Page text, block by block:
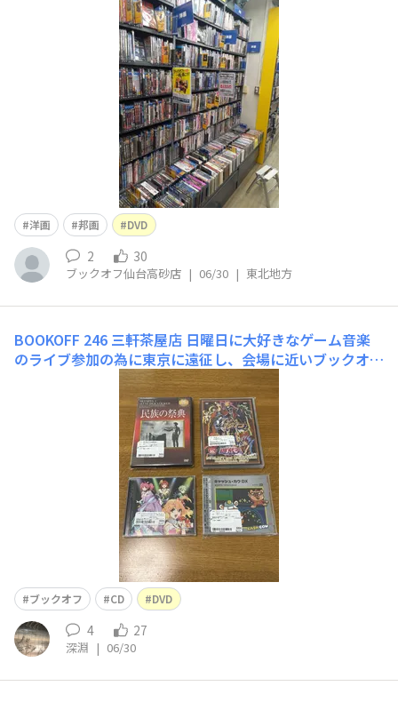
見逃していたあの映画や、サブスクで見つからないあの映
画も、もしかしたら見つかるかも❗是非当店の映像ソフト
コーナーにお立ち寄りください
洋画 邦画 DVD
2 30
ブックオフ仙台高砂店 | 06/30 | 東北地方
BOOKOFF 246 三軒茶屋店 日曜日に大好きなゲーム音楽
のライブ参加の為に東京に遠征し、会場に近いブックオフ
を見つけたので迷わず突入。推し関連を深くは探さず、5
00円以下のコーナーから収穫させて頂きました！開場時
間前までに終わるように余裕を持たせつつ吟味し、ここで
見つかるのは嬉しいと素直に感じられる物を選ばせて頂き
ブックオフ CD DVD
4 27
深淵 | 06/30